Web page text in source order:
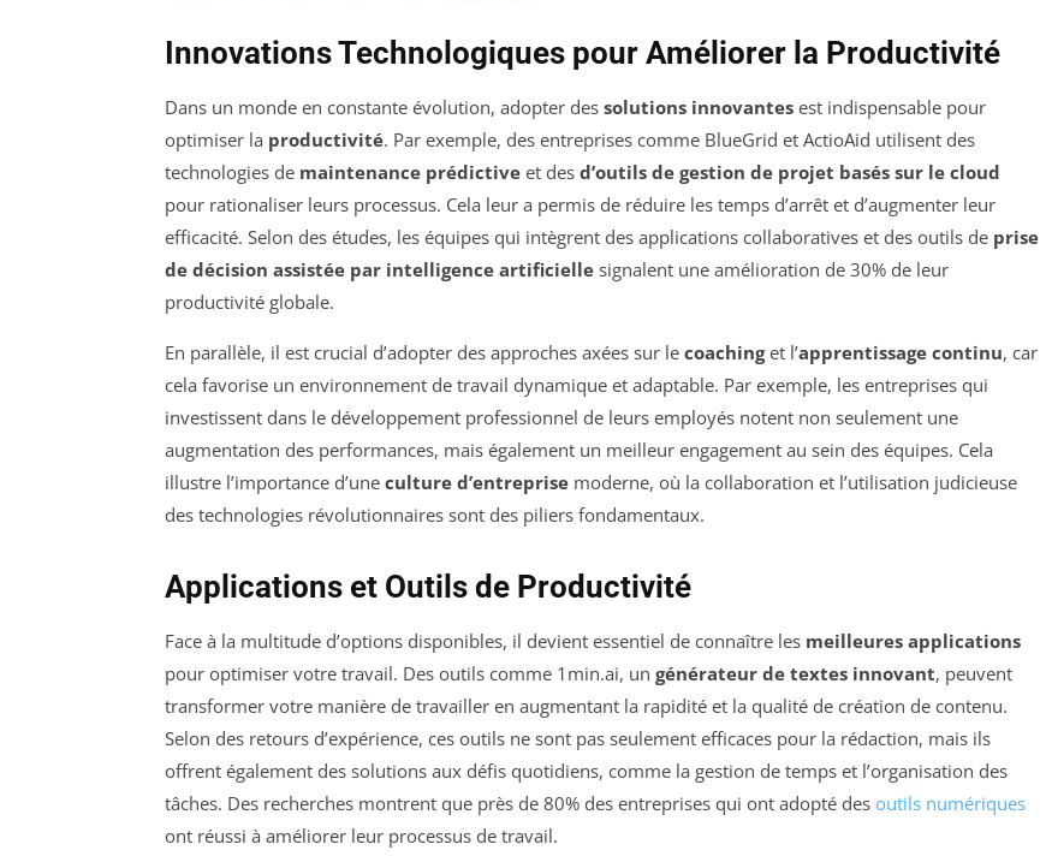
Innovations Technologiques pour Améliorer la Productivité
Dans un monde en constante évolution, adopter des solutions innovantes est indispensable pour
optimiser la productivité. Par exemple, des entreprises comme BlueGrid et ActioAid utilisent des
technologies de maintenance prédictive et des d’outils de gestion de projet basés sur le cloud
pour rationaliser leurs processus. Cela leur a permis de réduire les temps d’arrêt et d’augmenter leur
efficacité. Selon des études, les équipes qui intègrent des applications collaboratives et des outils de prise
de décision assistée par intelligence artificielle signalent une amélioration de 30% de leur
productivité globale.
En parallèle, il est crucial d’adopter des approches axées sur le coachinget l’apprentissage continu, car
cela favorise un environnement de travail dynamique et adaptable. Par exemple, les entreprises qui
investissent dans le développement professionnel de leurs employés notent non seulement une
augmentation des performances, mais également un meilleur engagement au sein des équipes. Cela
illustre l’importance d’une culture d’entreprise moderne, où la collaboration et l’utilisation judicieuse
des technologies révolutionnaires sont des piliers fondamentaux.
Applications et Outils de Productivité
Face à la multitude d’options disponibles, il devient essentiel de connaître les meilleures applications
pour optimiser votre travail. Des outils comme 1min.ai, un générateur de textes innovant, peuvent
transformer votre manière de travailler en augmentant la rapidité et la qualité de création de contenu.
Selon des retours d’expérience, ces outils ne sont pas seulement efficaces pour la rédaction, mais ils
offrent également des solutions aux défis quotidiens, comme la gestion de temps et l’organisation des
tâches. Des recherches montrent que près de 80% des entreprises qui ont adopté des outils numériques
ont réussi à améliorer leur processus de travail.